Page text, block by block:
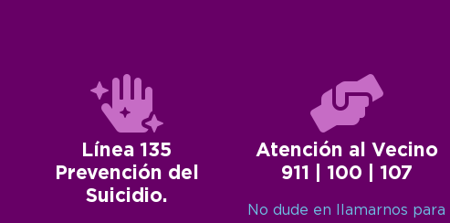
Línea 135
Prevención del
Suicidio.
Atención al Vecino
911 | 100 | 107
No dude en llamarnos para